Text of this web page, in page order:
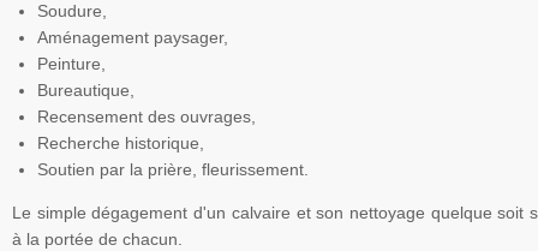
Soudure,
Aménagement paysager,
Peinture,
Bureautique,
Recensement des ouvrages,
Recherche historique,
Soutien par la prière, fleurissement.
Le simple dégagement d'un calvaire et son nettoyage quelque soit
à la portée de chacun.